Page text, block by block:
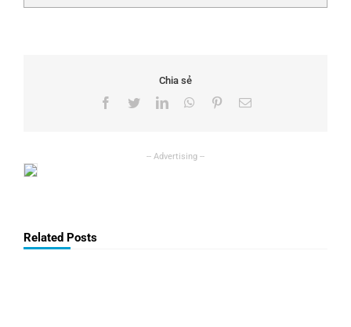
Chia sẻ
Facebook
TwitterLinkedInWhatsApp
PinterestEmail
Related Posts